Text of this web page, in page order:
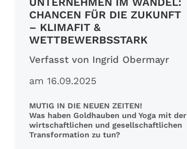
CHANCEN FÜR DIE ZUKUNFT
– KLIMAFIT &
WETTBEWERBSSTARK
Verfasst von Ingrid Obermayr
am 16.09.2025
MUTIG IN DIE NEUEN ZEITEN!
Was haben Goldhauben und Yoga mit der
wirtschaftlichen und gesellschaftlichen
Transformation zu tun?